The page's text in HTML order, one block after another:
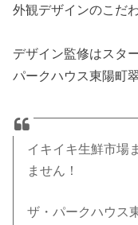
外観デザインのこだ
デザイン監修はスタ
パークハウス東陽町
イキイキ生鮮市場
ません！
ザ・パークハウス